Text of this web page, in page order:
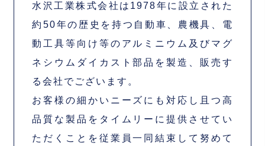
水沢工業株式会社は1978年に設立された
約50年の歴史を持つ自動車、農機具、電
動工具等向け等のアルミニウム及びマグ
ネシウムダイカスト部品を製造、販売す
る会社でございます。
お客様の細かいニーズにも対応し且つ高
品質な製品をタイムリーに提供させてい
ただくことを従業員一同結束して努めて